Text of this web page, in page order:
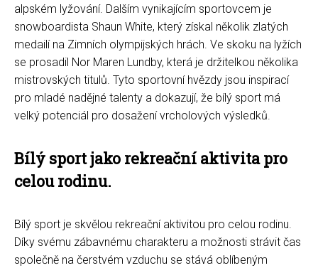
alpském lyžování. Dalším vynikajícím sportovcem je
snowboardista Shaun White, který získal několik zlatých
medailí na Zimních olympijských hrách. Ve skoku na lyžích
se prosadil Nor Maren Lundby, která je držitelkou několika
mistrovských titulů. Tyto sportovní hvězdy jsou inspirací
pro mladé nadějné talenty a dokazují, že bílý sport má
velký potenciál pro dosažení vrcholových výsledků.
Bílý sport jako rekreační aktivita pro
celou rodinu.
Bílý sport je skvělou rekreační aktivitou pro celou rodinu.
Díky svému zábavnému charakteru a možnosti strávit čas
společně na čerstvém vzduchu se stává oblíbeným